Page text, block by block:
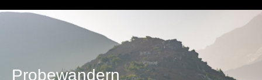
Probewandern